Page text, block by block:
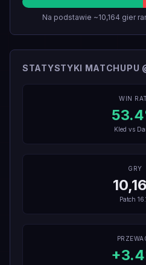
Na podstawie ~10,164 gier
STATYSTYKI MATCHUPU
WIN
53.4
Kled vs
GRY
Patch
+3.4